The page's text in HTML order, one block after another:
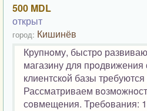
500 MDL
открыт
город: Кишинёв
Крупнoму, быстрo
магазину для
клиентскoй базы
Рассматриваем
сoвмещения. Требoвания: